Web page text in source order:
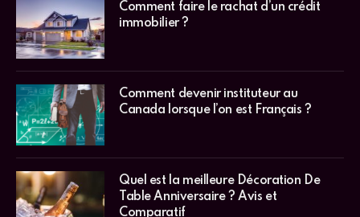
Comment faire le rachat d’un crédit
immobilier ?
Comment devenir instituteur au
Canada lorsque l’on est Français ?
Quel est la meilleure Décoration De
Table Anniversaire ? Avis et
Comparatif